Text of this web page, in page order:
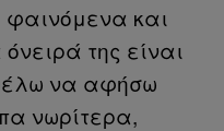
και
της είναι
να αφήσω
νωρίτερα,